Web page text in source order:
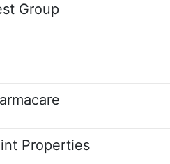
Group
Properties